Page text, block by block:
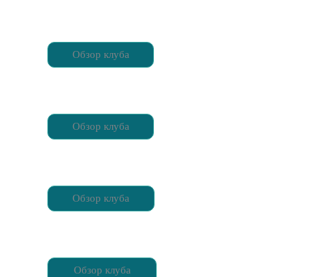
Обзор клуба
Обзор клуба
Обзор клуба
Обзор клуба